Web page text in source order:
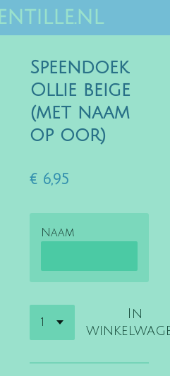
Speendoek
Ollie beige
(met naam
op oor)
€ 6,95
Naam
In